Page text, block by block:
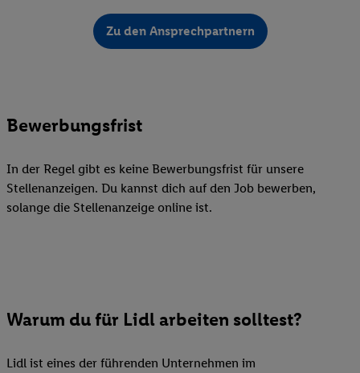
Zu den Ansprechpartnern
Bewerbungsfrist
In der Regel gibt es keine Bewerbungsfrist für unsere
Stellenanzeigen. Du kannst dich auf den Job bewerben,
solange die Stellenanzeige online ist.
Warum du für Lidl arbeiten solltest?
Lidl ist eines der führenden Unternehmen im